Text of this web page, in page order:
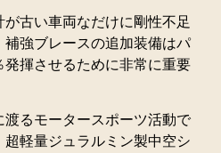
古い車両なだけに剛性不足
強ブレースの追加装備はパ
揮させるために非常に重要
るモータースポーツ活動で
軽量ジュラルミン製中空シ